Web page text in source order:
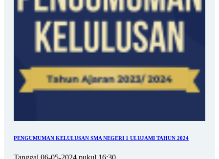
PENGUMUMAN KELULUSAN SMA NEGERI 1 ULUJAMI TAHUN 2024